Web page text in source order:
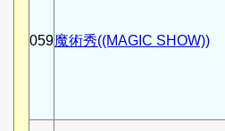
059魔術秀((MAGIC SHOW))